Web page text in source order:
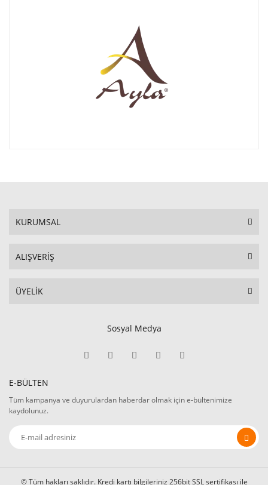
KURUMSAL
ALIŞVERİŞ
ÜYELİK
Sosyal Medya
E-BÜLTEN
Tüm kampanya ve duyurulardan haberdar olmak için e-bültenimize
kaydolunuz.
© Tüm hakları saklıdır. Kredi kartı bilgileriniz 256bit SSL sertifikası ile